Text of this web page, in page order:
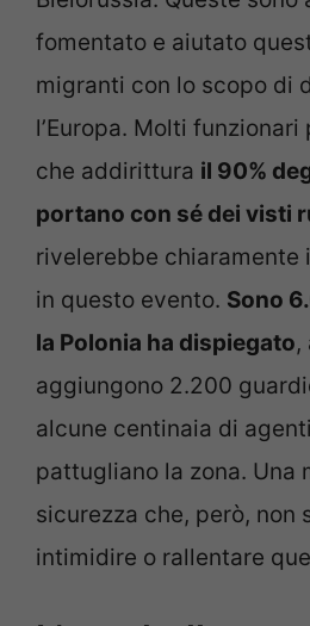
fomentato e aiutato
migranti con lo scopo di
l’Europa. Molti
che addirittura il 90%
portano con sé dei visti
rivelerebbe chiaramente
in questo evento. Sono
la Polonia ha dispiegato,
aggiungono 2.200
alcune centinaia di
pattugliano la zona. Una
sicurezza che, però, non
intimidire o rallentare